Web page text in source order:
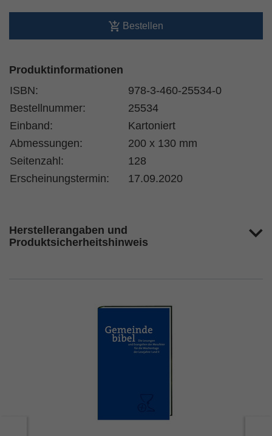
Bestellen
Produktinformationen
ISBN:
978-3-460-25534-0
Bestellnummer:
25534
Einband:
Kartoniert
Abmessungen:
200 x 130 mm
Seitenzahl:
128
Erscheinungstermin:
17.09.2020
Herstellerangaben und
Produktsicherheitshinweis